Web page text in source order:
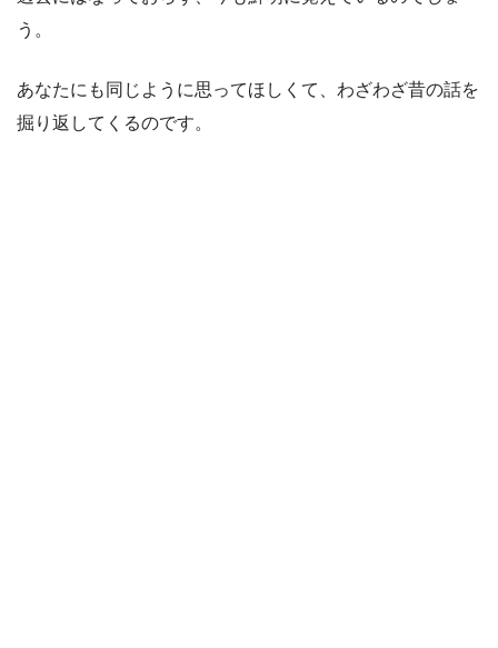
う。
あなたにも同じように思ってほしくて、わざわざ昔の話を
掘り返してくるのです。